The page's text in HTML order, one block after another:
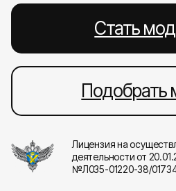
Стать
Подобрать
Лицензия на
деятельности от
№Л035-01220-38/